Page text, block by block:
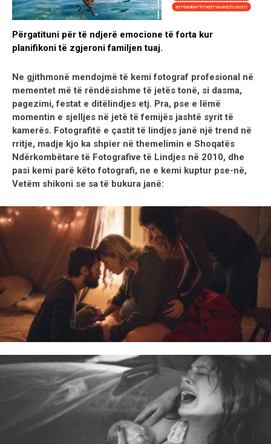
Përgatituni për të ndjerë emocione të forta kur
planifikoni të zgjeroni familjen tuaj.
Ne gjithmonë mendojmë të kemi fotograf profesional në
mementet më të rëndësishme të jetës tonë, si dasma,
pagezimi, festat e ditëlindjes etj. Pra, pse e lëmë
momentin e sjelljes në jetë të femijës jashtë syrit të
kamerës. Fotografitë e çastit të lindjes janë një trend në
rritje, madje kjo ka shpier në themelimin e Shoqatës
Ndërkombëtare të Fotografive të Lindjes në 2010, dhe
pasi kemi parë këto fotografi, ne e kemi kuptur pse-në,
Vetëm shikoni se sa të bukura janë: